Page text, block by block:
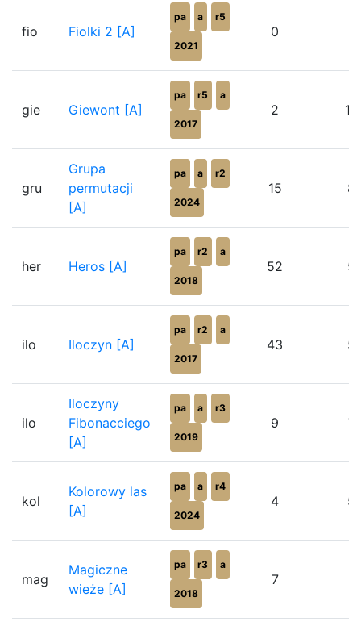
fio Fiolki 2 [A]
pa a r5
2021
0
gie Giewont [A]
pa r5 a
2017
2
gru
Grupa
permutacji
[A]
pa a r2
2024
15
her Heros [A]
pa r2 a
2018
52
ilo Iloczyn [A]
pa r2 a
2017
43
ilo
Iloczyny
Fibonacciego
[A]
pa a r3
2019
9
kol
Kolorowy las
[A]
pa a r4
2024
4
mag
Magiczne
wieże [A]
pa r3 a
2018
7